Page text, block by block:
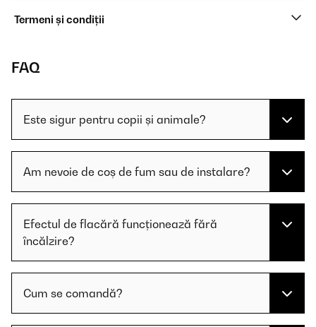
Termeni și condiții
FAQ
Este sigur pentru copii și animale?
Am nevoie de coș de fum sau de instalare?
Efectul de flacără funcționează fără
încălzire?
Cum se comandă?